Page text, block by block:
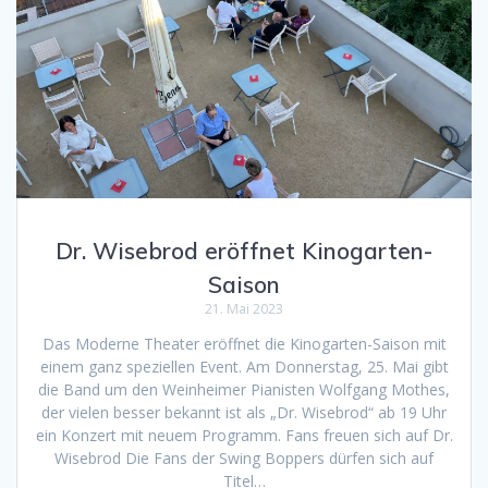
Dr. Wisebrod eröffnet Kinogarten-
Saison
21. Mai 2023
Das Moderne Theater eröffnet die Kinogarten-Saison mit
einem ganz speziellen Event. Am Donnerstag, 25. Mai gibt
die Band um den Weinheimer Pianisten Wolfgang Mothes,
der vielen besser bekannt ist als „Dr. Wisebrod“ ab 19 Uhr
ein Konzert mit neuem Programm. Fans freuen sich auf Dr.
Wisebrod Die Fans der Swing Boppers dürfen sich auf
Titel…